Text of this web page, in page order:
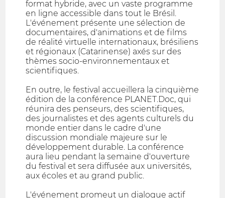
format hybride, avec un vaste programme
en ligne accessible dans tout le Brésil.
L'événement présente une sélection de
documentaires, d'animations et de films
de réalité virtuelle internationaux, brésiliens
et régionaux (Catarinense) axés sur des
thèmes socio-environnementaux et
scientifiques.
En outre, le festival accueillera la cinquième
édition de la conférence PLANET.Doc, qui
réunira des penseurs, des scientifiques,
des journalistes et des agents culturels du
monde entier dans le cadre d'une
discussion mondiale majeure sur le
développement durable. La conférence
aura lieu pendant la semaine d'ouverture
du festival et sera diffusée aux universités,
aux écoles et au grand public.
L'événement promeut un dialogue actif